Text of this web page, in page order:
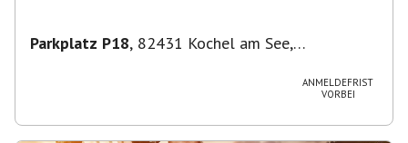
Parkplatz P18, 82431 Kochel am See,
ANMELDEFRIST
VORBEI